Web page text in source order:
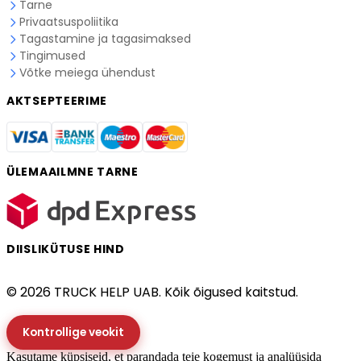
Tarne
Privaatsuspoliitika
Tagastamine ja tagasimaksed
Tingimused
Võtke meiega ühendust
AKTSEPTEERIME
ÜLEMAAILMNE TARNE
DIISLIKÜTUSE HIND
© 2026 TRUCK HELP UAB. Kõik õigused kaitstud.
Kontrollige veokit
Kasutame küpsiseid, et parandada teie kogemust ja analüüsida